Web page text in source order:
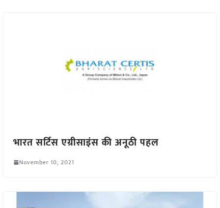
भारत सर्टिस एग्रीसाइंस की अनूठी पहल
November 10, 2021